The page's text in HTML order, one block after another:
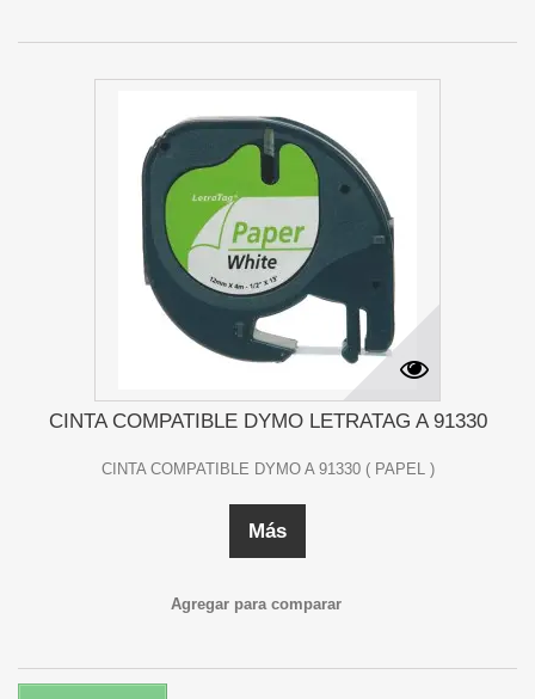
CINTA COMPATIBLE DYMO LETRATAG A 91330
CINTA COMPATIBLE DYMO A 91330 ( PAPEL )
Más
Agregar para comparar